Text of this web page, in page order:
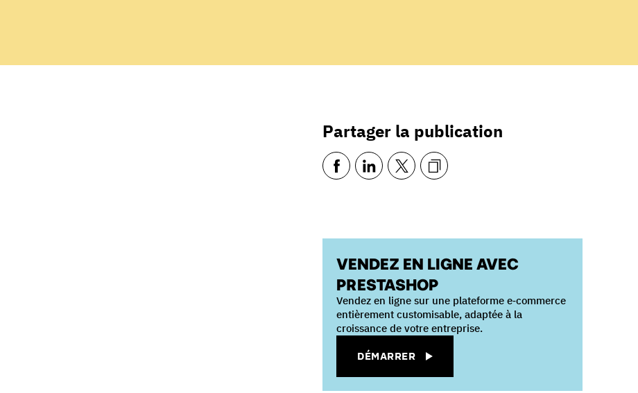
Partager la publication
VENDEZ EN LIGNE AVEC
PRESTASHOP
Vendez en ligne sur une plateforme e‑commerce
entièrement customisable, adaptée à la
croissance de votre entreprise.
DÉMARRER